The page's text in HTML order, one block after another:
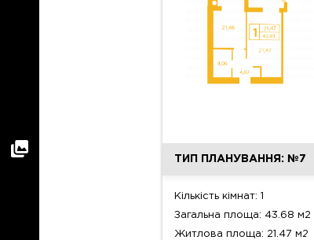
ТИП ПЛАНУВАННЯ: №7
Кількість кімнат: 1
Загальна площа: 43.68 м2
Житлова площа: 21.47 м2